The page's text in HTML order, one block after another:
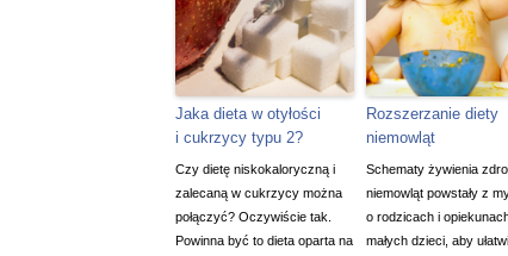
Jaka dieta w otyłości
i cukrzycy typu 2?
Czy dietę niskokaloryczną i
zalecaną w cukrzycy można
połączyć? Oczywiście tak.
Powinna być to dieta oparta na
Rozszerzanie diety
niemowląt
Schematy żywienia
niemowląt powstały z
o rodzicach i
małych dzieci, aby